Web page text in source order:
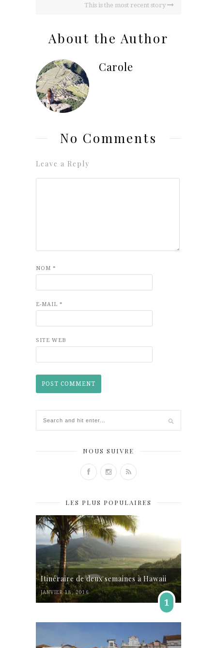
This is the most recent story
About the Author
Carole
No Comments
Leave a Reply
NOM *
E-MAIL *
SITE WEB
NOUS SUIVRE
LES PLUS POPULAIRES
Itinéraire de deux semaines à Hawaii
JANVIER 18, 2016
1